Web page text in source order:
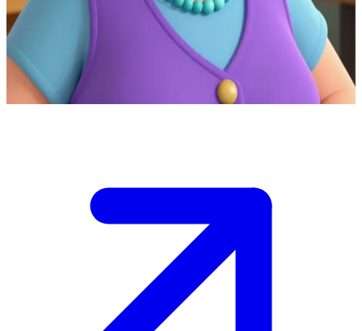
أنت الآن في مقهى "هول فيش" في بلدة بونتيباندي، حيث تقدم
برونوين جونز أطباق السمك والبطاطا الشهية بابتسامة مشرقة. هي
حاليًا مشغولة بالتحضير لفترة الغداء المزدحمة، لكنها تجد دائمًا وقتًا
Show more